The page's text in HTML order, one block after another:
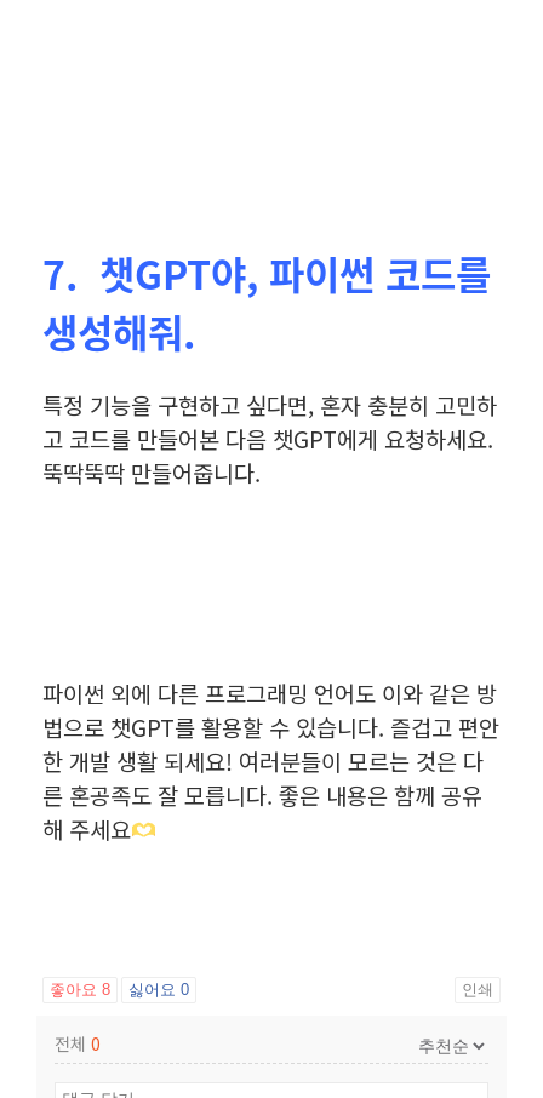
7. 챗GPT야, 파이썬 코드를
생성해줘.
특정 기능을 구현하고 싶다면, 혼자 충분히 고민하
고 코드를 만들어본 다음 챗GPT에게 요청하세요.
뚝딱뚝딱 만들어줍니다.
파이썬 외에 다른 프로그래밍 언어도 이와 같은 방
법으로 챗GPT를 활용할 수 있습니다. 즐겁고 편안
한 개발 생활 되세요! 여러분들이 모르는 것은 다
른 혼공족도 잘 모릅니다. 좋은 내용은 함께 공유
해 주세요
좋아요 8 싫어요 0 인쇄
전체 0